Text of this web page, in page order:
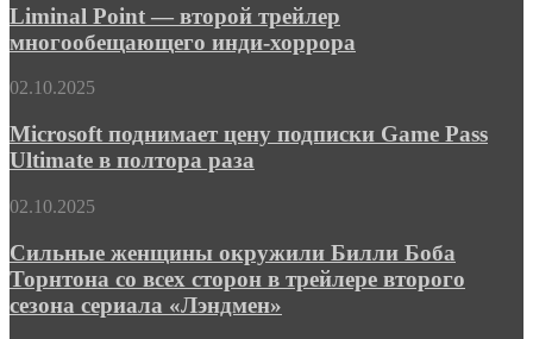
—
второй
трейлер
инди-
Liminal Point — второй трейлер
многообещающего инди-хоррора
Microsoft
цену
подписки
Game
Ultimate
полтора
раза
02.10.2025
Microsoft поднимает цену подписки Game Pass
Ultimate в полтора раза
Сильные
окружили
Билли
Боба
Торнтона
02.10.2025
Сильные женщины окружили Билли Боба
Торнтона со всех сторон в трейлере второго
сезона сериала «Лэндмен»